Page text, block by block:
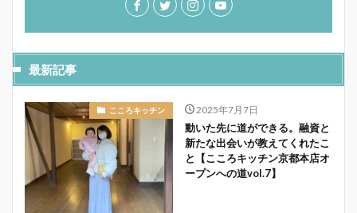
最新記事
こころキッチン 2025年7月7日
動いた先に道ができる。融資と
新たな出会いが教えてくれたこ
と【こころキッチン京都本店オ
ープンへの道vol.7】